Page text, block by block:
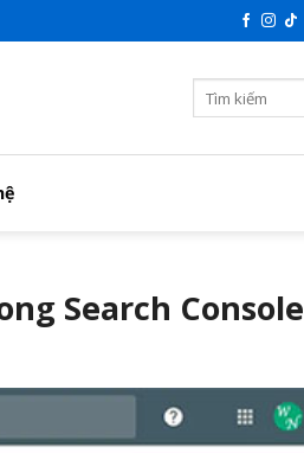
Search Console